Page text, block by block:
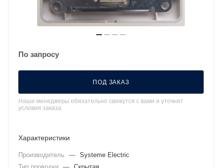
По запросу
ПОД ЗАКАЗ
Наши менеджеры обязательно свяжутся с вами и уточнят
условия заказа
Характеристики
Производитель — Systeme Electric